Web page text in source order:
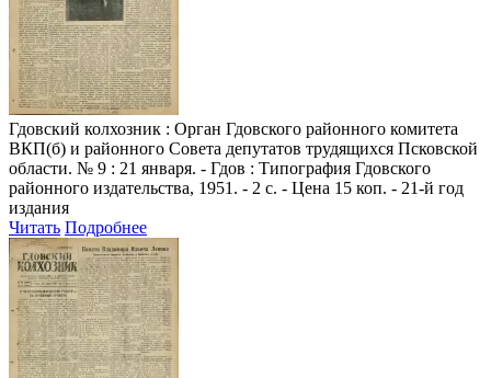
Гдовский колхозник : Орган Гдовского районного комитета
ВКП(б) и районного Совета депутатов трудящихся Псковской
области. № 9 : 21 января. - Гдов : Типография Гдовского
районного издательства, 1951. - 2 с. - Цена 15 коп. - 21-й год
издания
Читать Подробнее